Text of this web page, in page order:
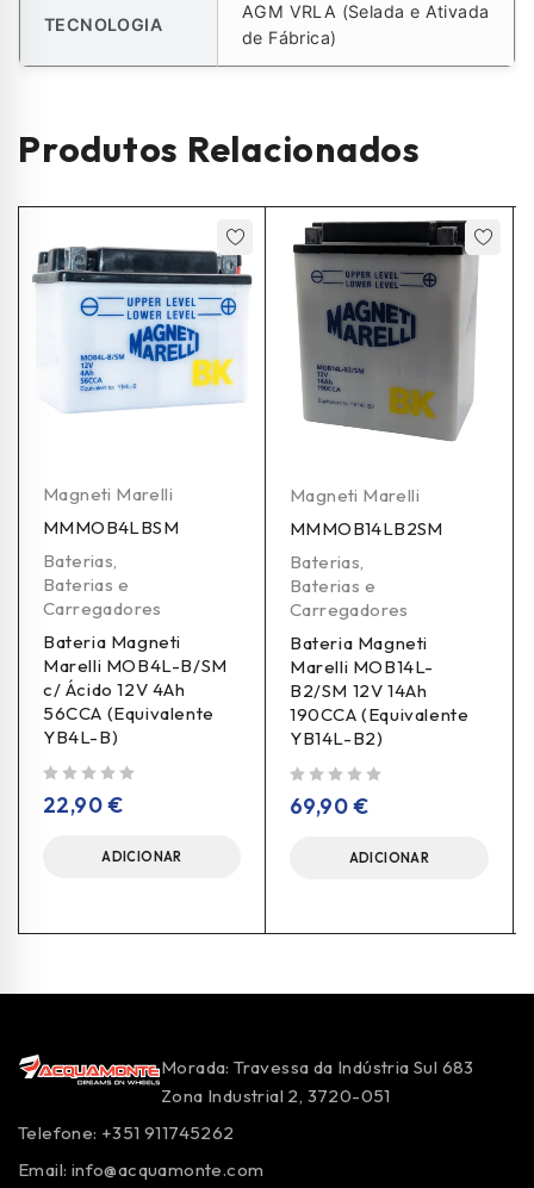
TECNOLOGIA
AGM VRLA (Selada e Ativada
de Fábrica)
Produtos Relacionados
Magneti Marelli
MMMOB4LBSM
Baterias,
Baterias e
Carregadores
Bateria Magneti
Marelli MOB4L-B/SM
c/ Ácido 12V 4Ah
56CCA (Equivalente
YB4L-B)
22,90€
ADICIONAR
Magneti Marelli
MMMOB14LB2SM
Baterias,
Baterias e
Carregadores
Bateria Magneti
Marelli MOB14L-
B2/SM 12V 14Ah
190CCA (Equivalente
YB14L-B2)
69,90€
ADICIONAR
Morada: Travessa da Indústria Sul 683
Zona Industrial 2, 3720-051
Telefone: +351 911745262
Email: info@acquamonte.com